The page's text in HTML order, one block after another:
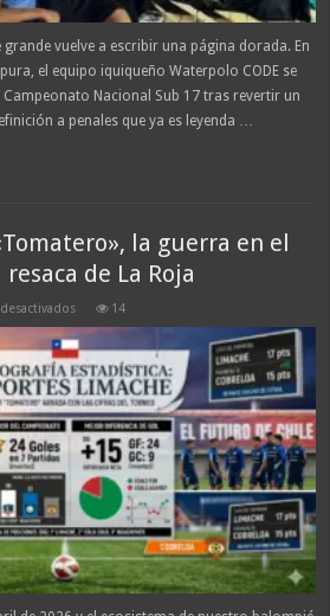
remontada
película
vuelve a escribir una página dorada. En
el equipo iquiqueño Waterpolo CODE se
Nacional Sub 17 tras revertir un
a penales que ya es leyenda …
la guerra en el
de La Roja
El
fenómeno
«Tomatero»,
la
guerra
en
el
Ascenso
y
la
dura
resaca
de
La
Roja
14